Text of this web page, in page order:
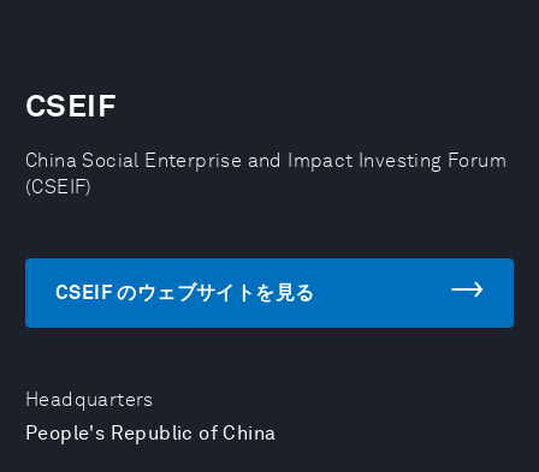
Headquarters
People's Republic of China
CSEIF
China Social Enterprise and Impact Investing Forum
(CSEIF)
CSEIF のウェブサイトを見る